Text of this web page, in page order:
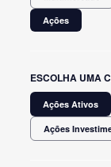
Ações
ESCOLHA UMA
Ações Ativos
Ações